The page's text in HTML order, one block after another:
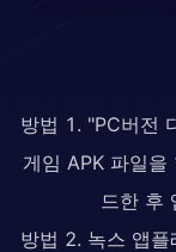
방법 1. "PC버전
게임 APK 파일을
드한 후
방법 2. 녹스 앱